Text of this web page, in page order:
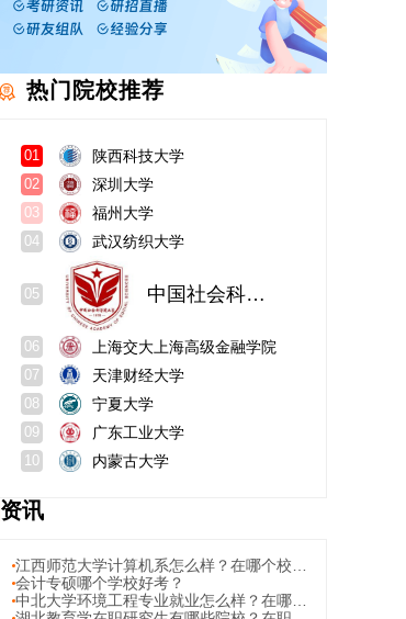
热门院校推荐
01 陕西科技大学
02 深圳大学
03 福州大学
04 武汉纺织大学
05 中国社会科学院大学
06 上海交大上海高级金融学院
07 天津财经大学
08 宁夏大学
09 广东工业大学
10 内蒙古大学
资讯
会计专硕哪个学校好考？